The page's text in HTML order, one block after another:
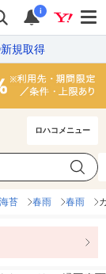
i
規取得
ロハコメニュー
苔 春雨 春雨